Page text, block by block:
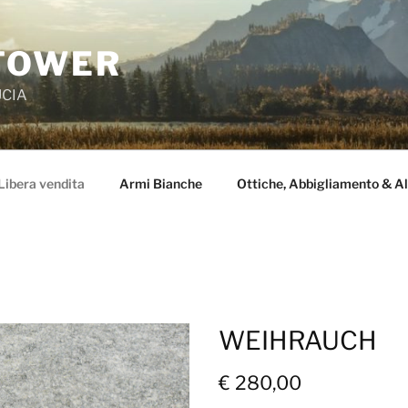
vendita Armi Bianche Ottiche, Abbigliamento &
WEIHRAUCH
€ 280,00